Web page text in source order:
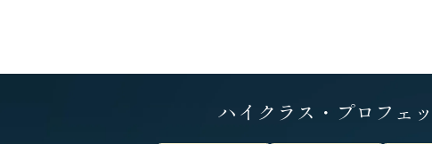
ハイクラス・プロフェ